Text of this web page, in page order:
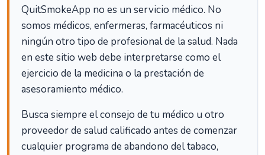
QuitSmokeApp no es un servicio médico. No
somos médicos, enfermeras, farmacéuticos ni
ningún otro tipo de profesional de la salud. Nada
en este sitio web debe interpretarse como el
ejercicio de la medicina o la prestación de
asesoramiento médico.
Busca siempre el consejo de tu médico u otro
proveedor de salud calificado antes de comenzar
cualquier programa de abandono del tabaco,